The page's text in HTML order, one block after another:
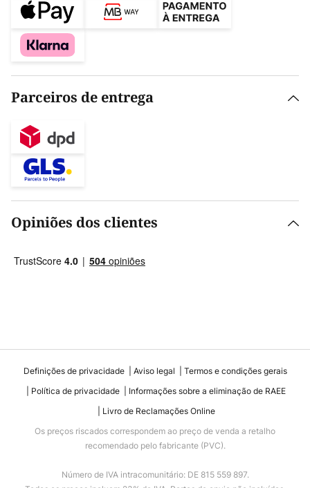
Parceiros de entrega
Opiniões dos clientes
Definições de privacidade Aviso legal
Termos e condições gerais
Política de privacidade
Informações sobre a eliminação de RAEE
Livro de Reclamações Online
Os preços riscados correspondem ao preço de venda a retalho
recomendado pelo fabricante (PVC).
Número de IVA intracomunitário: DE 815 559 897.